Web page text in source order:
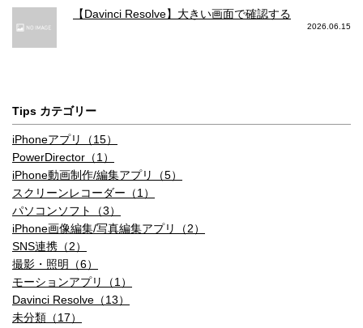
【Davinci Resolve】大きい画面で確認する
2026.06.15
Tips カテゴリー
iPhoneアプリ（15）
PowerDirector（1）
iPhone動画制作/編集アプリ（5）
スクリーンレコーダー（1）
パソコンソフト（3）
iPhone画像編集/写真編集アプリ（2）
SNS連携（2）
撮影・照明（6）
モーションアプリ（1）
Davinci Resolve（13）
未分類（17）